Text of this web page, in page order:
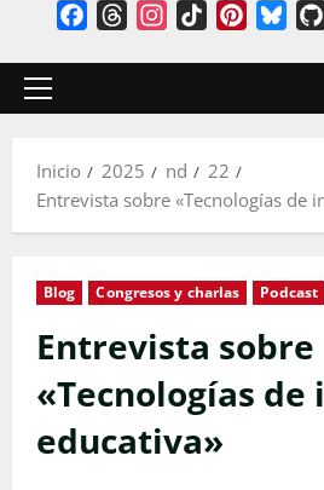
FacebookThreadsInstagram
TikTokPinterest
Menú
Inicio
2025 nd
22
Entrevista sobre «Tecnologías de
Blog Congresos y charlas Podcast
Entrevista sobre
«Tecnologías de
educativa»